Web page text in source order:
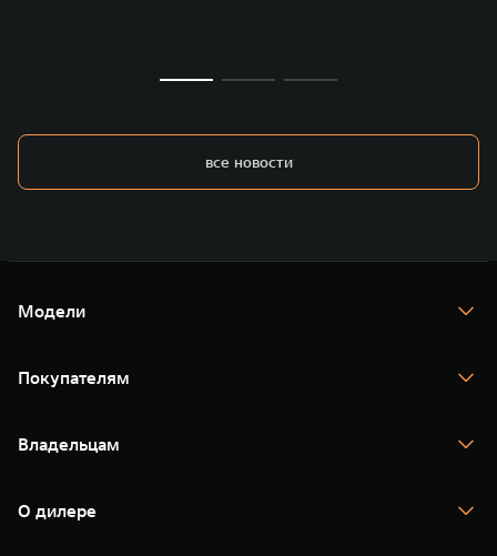
все новости
Модели
TANK 400
TANK 500
Покупателям
Тест-драйв
TANK Финансы
Корпоративным клиентам
Зарядные станции
Владельцам
Помощь на дороге
Новые цифровые сервисы TANK
О дилере